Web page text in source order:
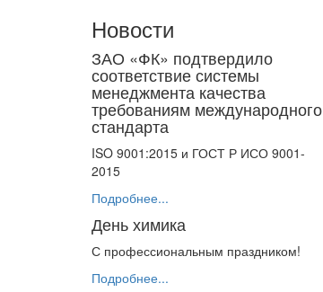
Новости
ЗАО «ФК» подтвердило
соответствие системы
менеджмента качества
требованиям международного
стандарта
ISO 9001:2015 и ГОСТ Р ИСО 9001-
2015
Подробнее...
День химика
С профессиональным праздником!
Подробнее...